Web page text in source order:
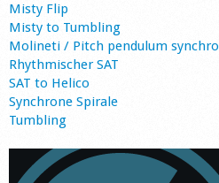
Misty Flip
Misty to Tumbling
Molineti / Pitch pendulum synchro
Rhythmischer SAT
SAT to Helico
Synchrone Spirale
Tumbling